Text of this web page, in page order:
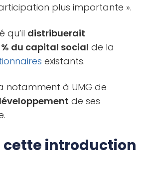
plus importante ».
qu’il distribuerait
du capital social de la
existants.
notamment à UMG de
de ses
cette introduction